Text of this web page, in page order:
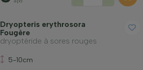
Dryopteris erythrosora
Fougère
dryoptéride à sores rouges
5-10cm